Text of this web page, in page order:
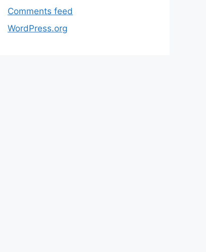
Comments feed
WordPress.org